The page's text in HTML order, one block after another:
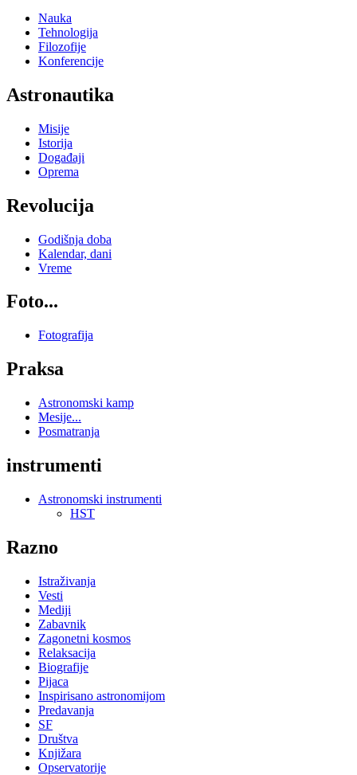
Nauka
Tehnologija
Filozofije
Konferencije
Astronautika
Misije
Istorija
Događaji
Oprema
Revolucija
Godišnja doba
Kalendar, dani
Vreme
Foto...
Fotografija
Praksa
Astronomski kamp
Mesije...
Posmatranja
instrumenti
Astronomski instrumenti
HST
Razno
Istraživanja
Vesti
Mediji
Zabavnik
Zagonetni kosmos
Relaksacija
Biografije
Pijaca
Inspirisano astronomijom
Predavanja
SF
Društva
Knjižara
Opservatorije